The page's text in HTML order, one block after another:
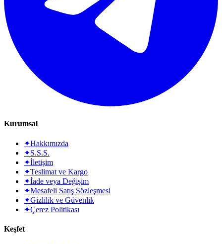
Kurumsal
✦Hakkımızda
✦S.S.S.
✦İletişim
✦Teslimat ve Kargo
✦İade veya Değişim
✦Mesafeli Satış Sözleşmesi
✦Gizlilik ve Güvenlik
✦Çerez Politikası
Keşfet